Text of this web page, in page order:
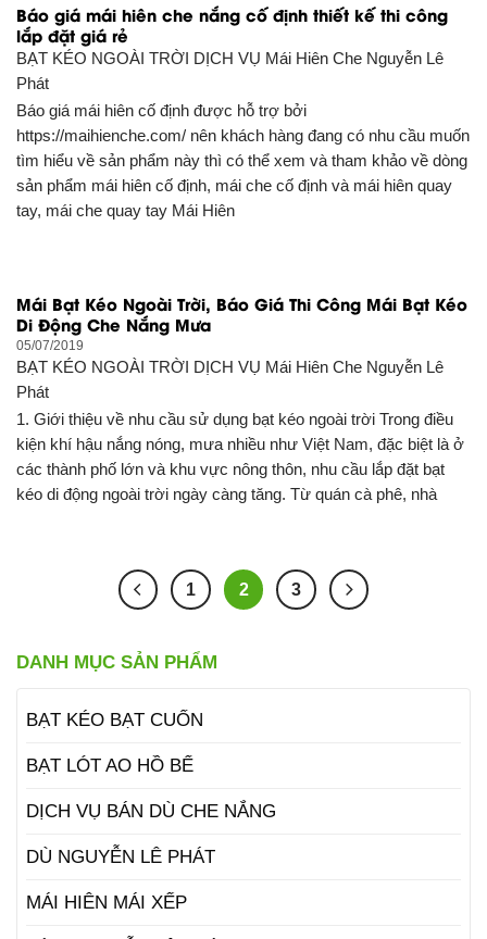
DANH MỤC SẢN PHẨM
BẠT KÉO BẠT CUỐN
BẠT LÓT AO HỒ BỂ
DỊCH VỤ BÁN DÙ CHE NẮNG
DÙ NGUYỄN LÊ PHÁT
MÁI HIÊN MÁI XẾP
Báo giá mái hiên che nắng cố định thiết kế thi công
lắp đặt giá rẻ
BẠT KÉO NGOÀI TRỜI DỊCH VỤ Mái Hiên Che Nguyễn Lê
Phát
Báo giá mái hiên cố định được hỗ trợ bởi
https://maihienche.com/ nên khách hàng đang có nhu cầu muốn
tìm hiểu về sản phẩm này thì có thể xem và tham khảo về dòng
sản phẩm mái hiên cố định, mái che cố định và mái hiên quay
tay, mái che quay tay Mái Hiên
Mái Bạt Kéo Ngoài Trời, Báo Giá Thi Công Mái Bạt Kéo
Di Động Che Nắng Mưa
05/07/2019
BẠT KÉO NGOÀI TRỜI DỊCH VỤ Mái Hiên Che Nguyễn Lê
Phát
1. Giới thiệu về nhu cầu sử dụng bạt kéo ngoài trời Trong điều
kiện khí hậu nắng nóng, mưa nhiều như Việt Nam, đặc biệt là ở
các thành phố lớn và khu vực nông thôn, nhu cầu lắp đặt bạt
kéo di động ngoài trời ngày càng tăng. Từ quán cà phê, nhà
1 2 3